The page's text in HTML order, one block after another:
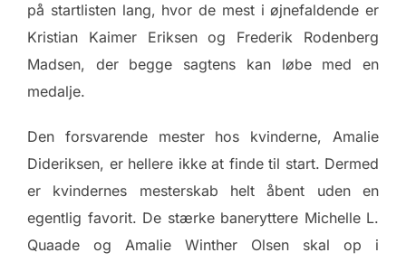
på startlisten lang, hvor de mest i øjnefaldende er
Kristian Kaimer Eriksen og Frederik Rodenberg
Madsen, der begge sagtens kan løbe med en
medalje.
Den forsvarende mester hos kvinderne, Amalie
Dideriksen, er hellere ikke at finde til start. Dermed
er kvindernes mesterskab helt åbent uden en
egentlig favorit. De stærke baneryttere Michelle L.
Quaade og Amalie Winther Olsen skal op i